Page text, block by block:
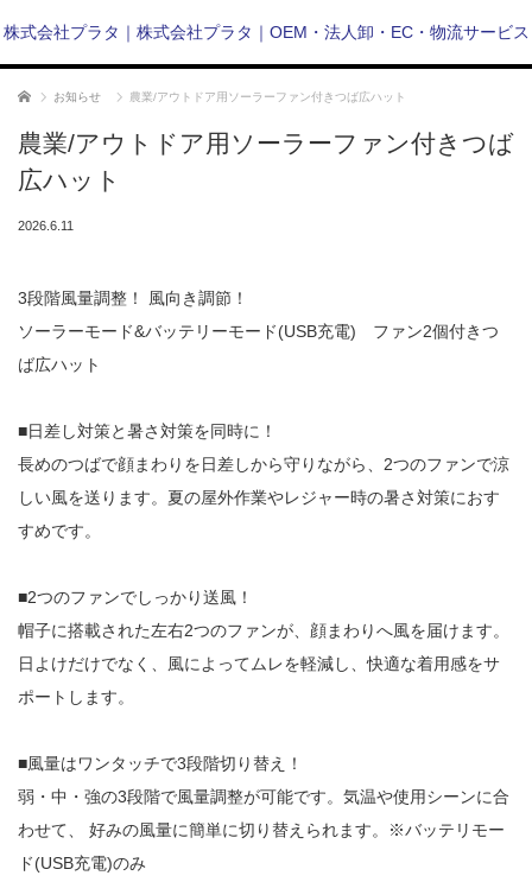
株式会社プラタ｜株式会社プラタ｜OEM・法人卸・EC・物流サービス
ホーム お知らせ 農業/アウトドア用ソーラーファン付きつば広ハット
農業/アウトドア用ソーラーファン付きつば
広ハット
2026.6.11
3段階風量調整！ 風向き調節！
ソーラーモード&バッテリーモード(USB充電) ファン2個付きつ
ば広ハット
■日差し対策と暑さ対策を同時に！
長めのつばで顔まわりを日差しから守りながら、2つのファンで涼
しい風を送ります。夏の屋外作業やレジャー時の暑さ対策におす
すめです。
■2つのファンでしっかり送風！
帽子に搭載された左右2つのファンが、顔まわりへ風を届けます。
日よけだけでなく、風によってムレを軽減し、快適な着用感をサ
ポートします。
■風量はワンタッチで3段階切り替え！
弱・中・強の3段階で風量調整が可能です。気温や使用シーンに合
わせて、 好みの風量に簡単に切り替えられます。※バッテリモー
ド(USB充電)のみ